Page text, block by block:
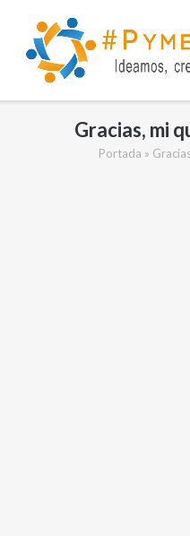
contenido
Gracias, mi
Portada »